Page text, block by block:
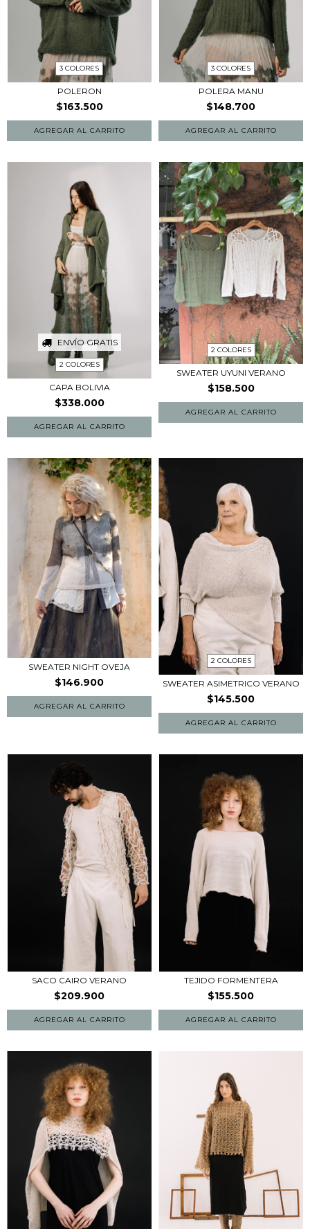
3 COLORES
POLERON
$163.500
AGREGAR AL CARRITO
3 COLORES
POLERA MANU
$148.700
AGREGAR AL CARRITO
ENVÍO GRATIS
2 COLORES
CAPA BOLIVIA
$338.000
AGREGAR AL CARRITO
2 COLORES
SWEATER UYUNI VERANO
$158.500
AGREGAR AL CARRITO
SWEATER NIGHT OVEJA
$146.900
2 COLORES
SWEATER ASIMETRICO VERANO
$145.500
AGREGAR AL CARRITO
SACO CAIRO VERANO
$209.900
TEJIDO FORMENTERA
$155.500